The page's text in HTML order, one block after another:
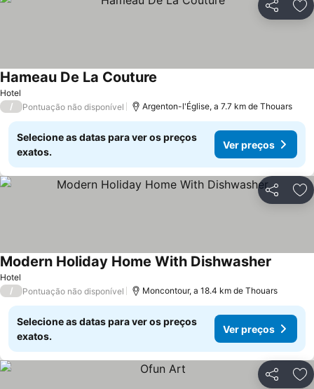
Partilhar
Hotel
Hameau De La Couture
/ Pontuação não disponível Argenton-l'Église, a 7.7 km de Thouars
Selecione as datas para ver os preços
exatos.
Ver preços
Partilhar
Hotel
Modern Holiday Home With Dishwasher
/ Pontuação não disponível Moncontour, a 18.4 km de Thouars
Selecione as datas para ver os preços
exatos.
Ver preços
Partilhar